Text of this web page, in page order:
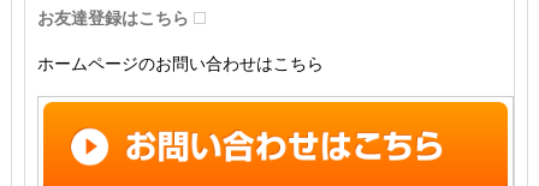
お友達登録はこちら
ホームページのお問い合わせはこちら